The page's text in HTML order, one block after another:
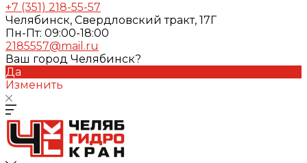
+7 (351) 218-55-57
Челябинск, Свердловский тракт, 17Г
Пн-Пт: 09:00-18:00
2185557@mail.ru
Ваш город Челябинск?
Да
Изменить